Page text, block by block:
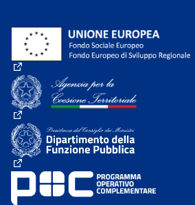
(External link)
(External link)
(External link)